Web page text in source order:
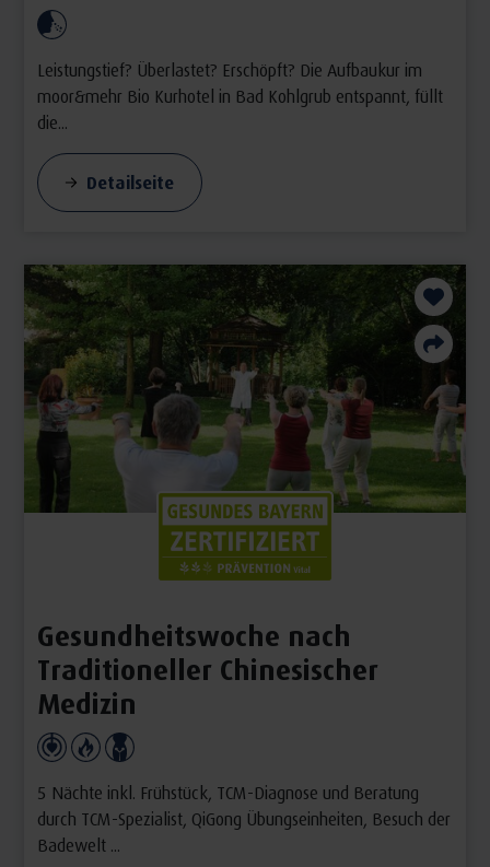
Leistungstief? Überlastet? Erschöpft? Die Aufbaukur im
moor&mehr Bio Kurhotel in Bad Kohlgrub entspannt, füllt
die...
Detailseite
Gesundheitswoche nach
Traditioneller Chinesischer
Medizin
5 Nächte inkl. Frühstück, TCM-Diagnose und Beratung
durch TCM-Spezialist, QiGong Übungseinheiten, Besuch der
Badewelt ...